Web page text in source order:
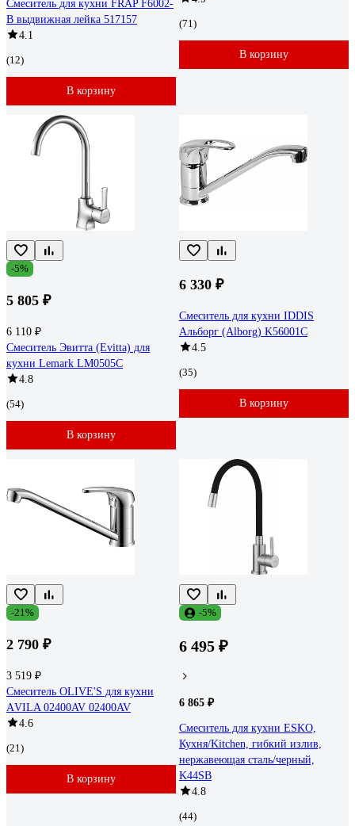
Смеситель для кухни FRAP F6002-
B выдвижная лейка 517157
4.1
(12)
В корзину
(71)
В корзину
-5%
5 805 ₽
6 110 ₽
Смеситель Эвитта (Evitta) для
кухни Lemark LM0505C
4.8
(54)
В корзину
6 330 ₽
Смеситель для кухни IDDIS
Альборг (Alborg) K56001C
4.5
(35)
В корзину
-21%
2 790 ₽
3 519 ₽
Смеситель OLIVE'S для кухни
АVILA 0​2400AV 02400AV
4.6
(21)
В корзину
-5%
6 495 ₽
6 865 ₽
Смеситель для кухни ESKO,
Кухня/Kitchen, гибкий излив,
нержавеющая сталь/черный,
K44SB
4.8
(44)